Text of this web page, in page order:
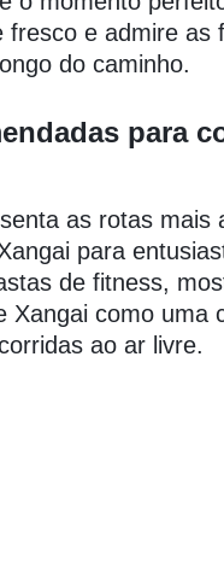
fresco e admire as
do caminho.
para
as rotas mais
para
de fitness,
Xangai como uma
ao ar livre.